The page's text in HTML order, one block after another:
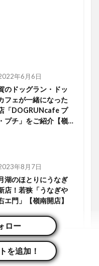
ロー
を追加！
年6月6日
のドッグラン・ドッ
フェが一緒になった
「DOGRUNcafe プ
プチ」をご紹介【嶺
年8月7日
湖のほとりにうなぎ
店！若狭「うなぎや
エ門」【嶺南開店】